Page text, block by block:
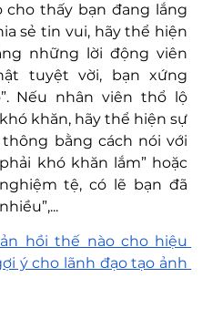
cho thấy bạn đang lắng
sẻ tin vui, hãy thể hiện
những lời động viên
tuyệt vời, bạn xứng
Nếu nhân viên thổ lộ
khăn, hãy thể hiện sự
bằng cách nói với
khó khăn lắm” hoặc
tệ, có lẽ bạn đã
hồi thế nào cho hiệu
ý cho lãnh đạo tạo ảnh